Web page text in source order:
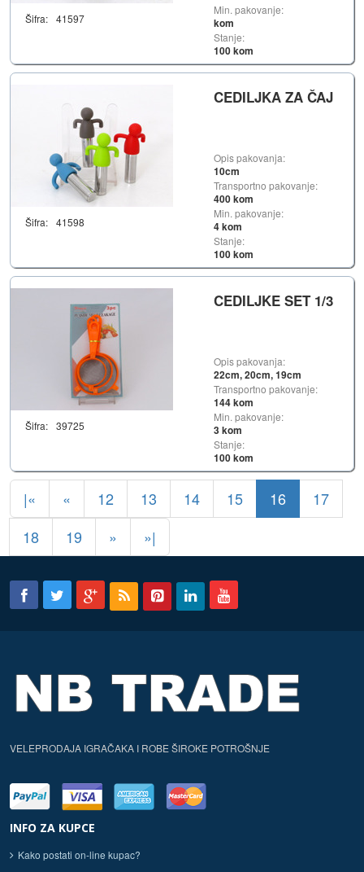
Šifra: 41597
Min. pakovanje:
kom
Stanje:
100 kom
Šifra: 41598
CEDILJKA ZA ČAJ
Opis pakovanja:
10cm
Transportno pakovanje:
400 kom
Min. pakovanje:
4 kom
Stanje:
100 kom
Šifra: 39725
CEDILJKE SET 1/3
Opis pakovanja:
22cm, 20cm, 19cm
Transportno pakovanje:
144 kom
Min. pakovanje:
3 kom
Stanje:
100 kom
|« « 12 13 14 15 16
17
18
19 » »|
VELEPRODAJA IGRAČAKA I ROBE ŠIROKE POTROŠNJE
INFO ZA KUPCE
Kako postati on-line kupac?